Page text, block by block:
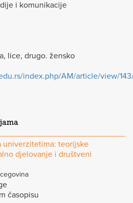
i komunikacije
lice, drugo. žensko
index.php/AM/article/view/
univerzitetima: teorijske
djelovanje i društveni
časopisu